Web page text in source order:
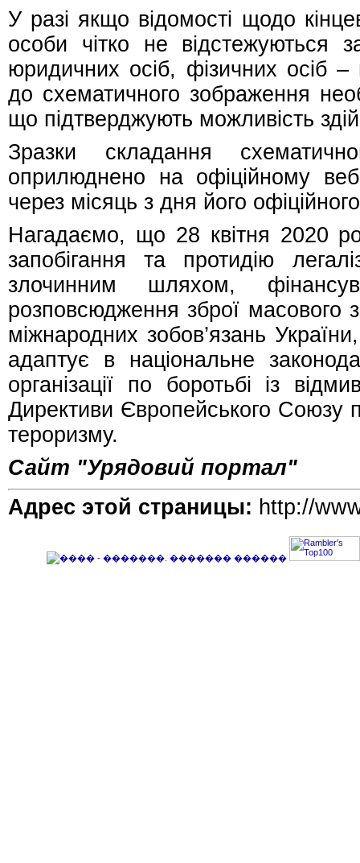
У разі якщо відомості щодо
особи чітко не відстежуються
юридичних осіб, фізичних осіб
до схематичного зображення
що підтверджують можливість
Зразки складання
оприлюднено на офіційному
через місяць з дня його
Нагадаємо, що 28 квітня 2020
запобігання та протидію
злочинним шляхом,
розповсюдження зброї масового
міжнародних зобов’язань
адаптує в національне
організації по боротьбі із
Директиви Європейського Союзу
тероризму.
Сайт "Урядовий портал"
Адрес этой страницы: http://